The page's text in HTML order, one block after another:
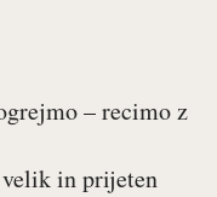
– recimo z
in prijeten